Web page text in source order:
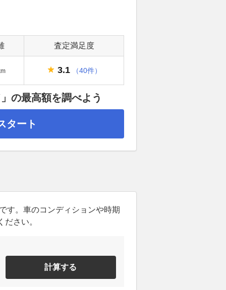
査定満足度
3.1 （40件）
の最高額を調べよう
タート
す。車のコンディションや時期
さい。
計算する